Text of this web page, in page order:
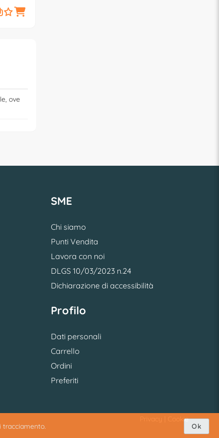
ove
tracciamento.
Ok
SME
Chi siamo
Punti Vendita
Lavora con noi
DLGS 10/03/2023 n.24
Dichiarazione di accessibilità
Profilo
Dati personali
Carrello
Ordini
Preferiti
Cookie